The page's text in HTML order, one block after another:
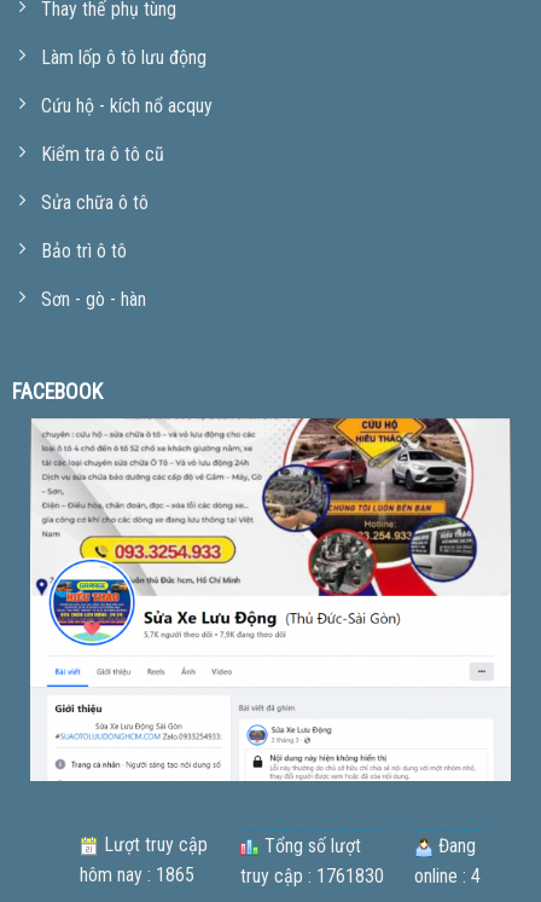
Thay thế phụ tùng
Làm lốp ô tô lưu động
Cứu hộ - kích nổ acquy
Kiểm tra ô tô cũ
Sửa chữa ô tô
Bảo trì ô tô
Sơn - gò - hàn
FACEBOOK
Lượt truy cập
hôm nay : 1865
Tổng số lượt
truy cập : 1761830
Đang
online : 4